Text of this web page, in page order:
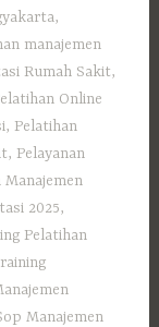
,
manajemen
Rumah Sakit,
Online
, Pelatihan
, Pelayanan
2025,
Pelatihan
Manajemen